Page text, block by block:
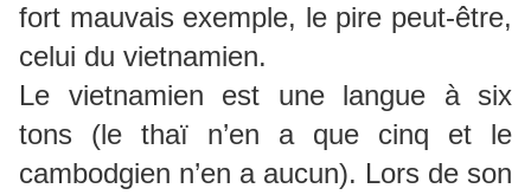
fort mauvais exemple, le pire peut-être,
celui du vietnamien.
Le vietnamien est une langue à six
tons (le thaï n’en a que cinq et le
cambodgien n’en a aucun). Lors de son